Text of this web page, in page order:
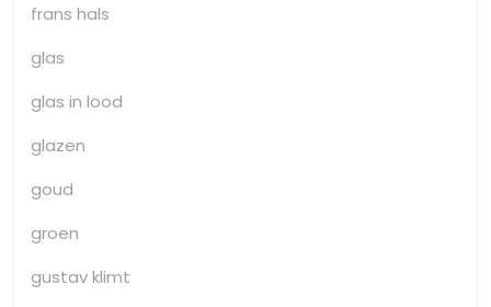
frans hals
glas
glas in lood
glazen
goud
groen
gustav klimt